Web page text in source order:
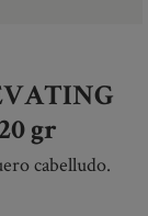
gr
cabelludo.